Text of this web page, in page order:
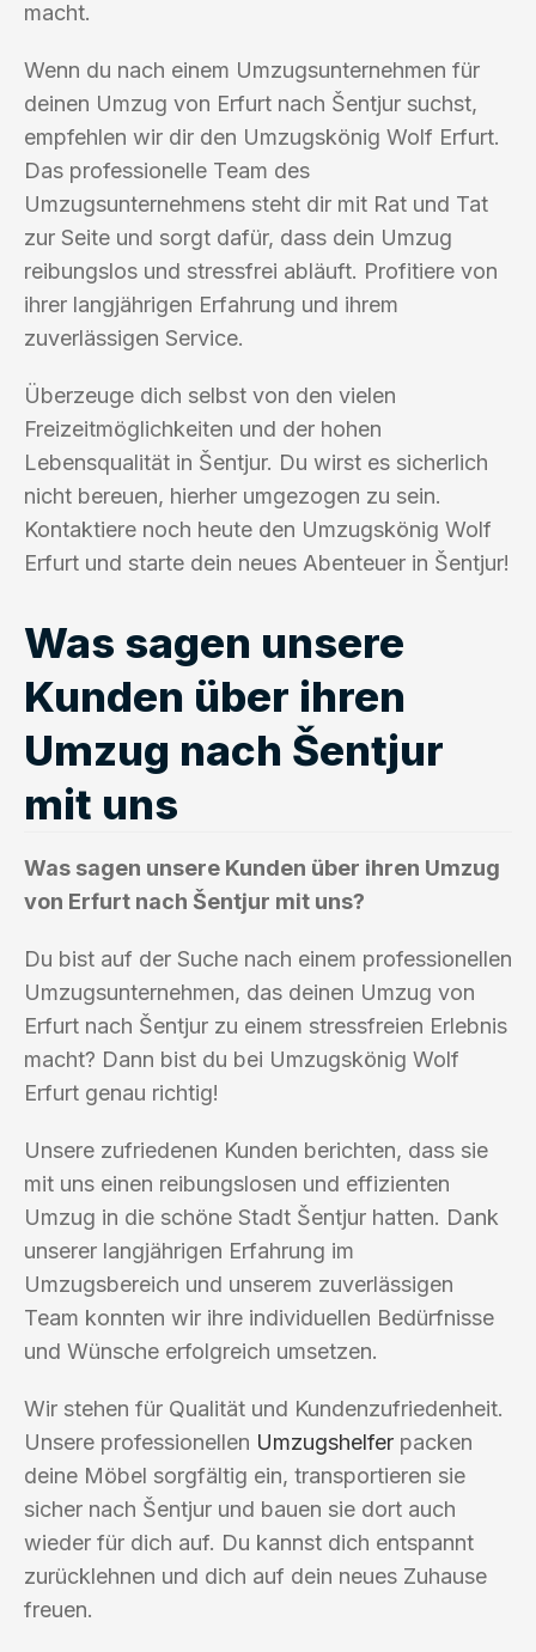
macht.
Wenn du nach einem Umzugsunternehmen für
deinen Umzug von Erfurt nach Šentjur suchst,
empfehlen wir dir den Umzugskönig Wolf Erfurt.
Das professionelle Team des
Umzugsunternehmens steht dir mit Rat und Tat
zur Seite und sorgt dafür, dass dein Umzug
reibungslos und stressfrei abläuft. Profitiere von
ihrer langjährigen Erfahrung und ihrem
zuverlässigen Service.
Überzeuge dich selbst von den vielen
Freizeitmöglichkeiten und der hohen
Lebensqualität in Šentjur. Du wirst es sicherlich
nicht bereuen, hierher umgezogen zu sein.
Kontaktiere noch heute den Umzugskönig Wolf
Erfurt und starte dein neues Abenteuer in Šentjur!
Was sagen unsere
Kunden über ihren
Umzug nach Šentjur
mit uns
Was sagen unsere Kunden über ihren Umzug
von Erfurt nach Šentjur mit uns?
Du bist auf der Suche nach einem professionellen
Umzugsunternehmen, das deinen Umzug von
Erfurt nach Šentjur zu einem stressfreien Erlebnis
macht? Dann bist du bei Umzugskönig Wolf
Erfurt genau richtig!
Unsere zufriedenen Kunden berichten, dass sie
mit uns einen reibungslosen und effizienten
Umzug in die schöne Stadt Šentjur hatten. Dank
unserer langjährigen Erfahrung im
Umzugsbereich und unserem zuverlässigen
Team konnten wir ihre individuellen Bedürfnisse
und Wünsche erfolgreich umsetzen.
Wir stehen für Qualität und Kundenzufriedenheit.
Unsere professionellen Umzugshelfer packen
deine Möbel sorgfältig ein, transportieren sie
sicher nach Šentjur und bauen sie dort auch
wieder für dich auf. Du kannst dich entspannt
zurücklehnen und dich auf dein neues Zuhause
freuen.